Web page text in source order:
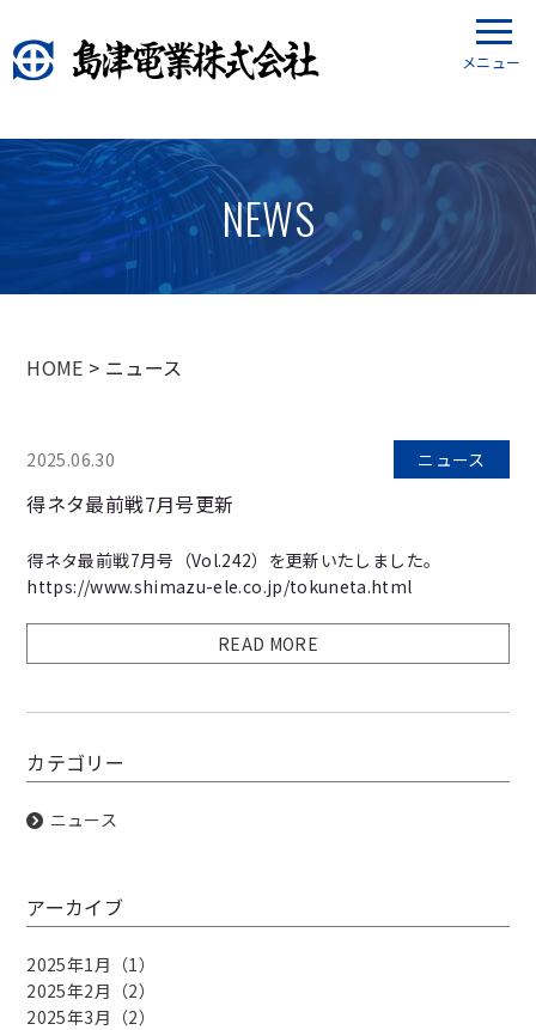
メニュー
NEWS
HOME > ニュース
2025.06.30 ニュース
得ネタ最前戦7月号更新
得ネタ最前戦7月号（Vol.242）を更新いたしました。
https://www.shimazu-ele.co.jp/tokuneta.html
READ MORE
カテゴリー
ニュース
アーカイブ
2025年1月（1）
2025年2月（2）
2025年3月（2）